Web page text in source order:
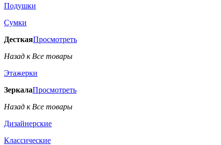
Подушки
Сумки
ДесткаяПросмотреть
Назад к Все товары
Этажерки
ЗеркалаПросмотреть
Назад к Все товары
Дизайнерские
Классические